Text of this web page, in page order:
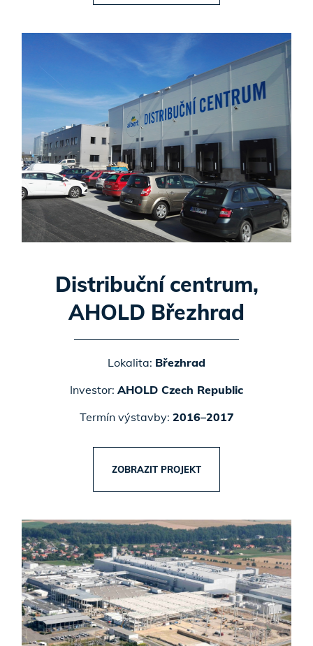
Distribuční centrum,
AHOLD Březhrad
Lokalita: Březhrad
Investor: AHOLD Czech Republic
Termín výstavby: 2016–2017
ZOBRAZIT PROJEKT